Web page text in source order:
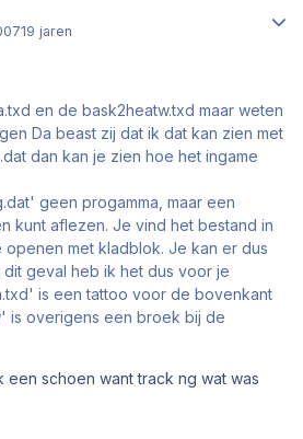
19 jaren
en de bask2heatw.txd maar weten
Da beast zij dat ik dat kan zien met
dan kan je zien hoe het ingame
geen progamma, maar een
kunt aflezen. Je vind het bestand in
openen met kladblok. Je kan er dus
geval heb ik het dus voor je
is een tattoo voor de bovenkant
is overigens een broek bij de
een schoen want track ng wat was